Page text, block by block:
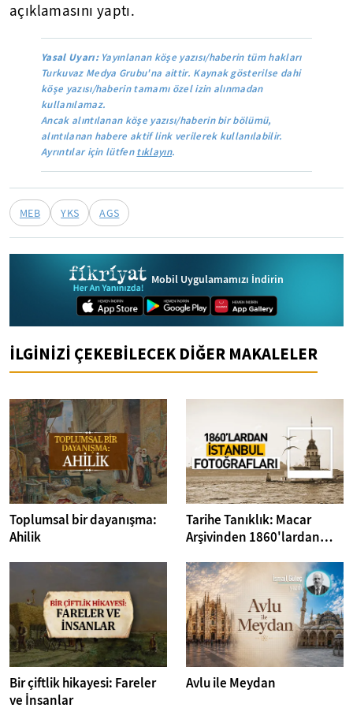
açıklamasını yaptı.
Yasal Uyarı:Yayınlanan köşe yazısı/haberin tüm hakları
Turkuvaz Medya Grubu'na aittir. Kaynak gösterilse dahi
köşe yazısı/haberin tamamı özel izin alınmadan
kullanılamaz.
Ancak alıntılanan köşe yazısı/haberin bir bölümü,
alıntılanan habere aktif link verilerek kullanılabilir.
Ayrıntılar için lütfentıklayın.
MEB YKS AGS
Mobil Uygulamamızı İndirin
İLGİNİZİ ÇEKEBİLECEK DİĞER MAKALELER
Toplumsal bir dayanışma:
Ahilik
Tarihe Tanıklık: Macar
Arşivinden 1860'lardan
Bir çiftlik hikayesi: Fareler
ve İnsanlar
Avlu ile Meydan